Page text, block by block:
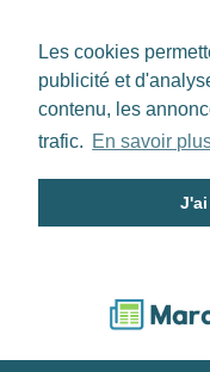
Les cookies
publicité et
contenu, les
trafic. En savoir